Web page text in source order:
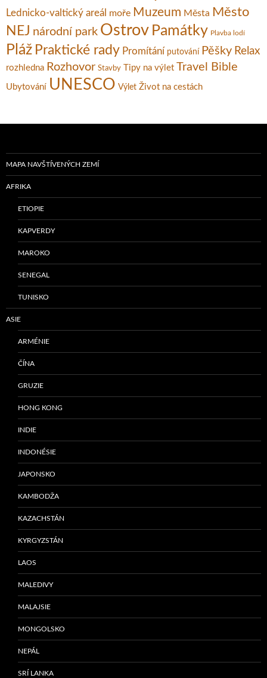
Lednicko-valtický areál moře Muzeum Města Město
NEJ národní park Ostrov Památky Plavba lodí
Pláž Praktické rady Promítání putování Pěšky Relax
rozhledna Rozhovor Stavby Tipy na výlet Travel Bible
Ubytování UNESCO Výlet Život na cestách
MAPA NAVŠTÍVENÝCH ZEMÍ
AFRIKA
ETIOPIE
KAPVERDY
MAROKO
SENEGAL
TUNISKO
ASIE
ARMÉNIE
ČÍNA
GRUZIE
HONG KONG
INDIE
INDONÉSIE
JAPONSKO
KAMBODŽA
KAZACHSTÁN
KYRGYZSTÁN
LAOS
MALEDIVY
MALAJSIE
MONGOLSKO
NEPÁL
SRÍ LANKA